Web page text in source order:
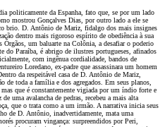
politicamente da Espanha, fato que, se por um lado
mostrou Gonçalves Dias, por outro lado a ele se
brio. D. Antônio de Mariz, fidalgo dos mais insignes
dentro mais rigoroso espírito de obediência à sua
Órgãos, um baluarte na Colônia, a desafiar o poderio
do Paraíba, é abrigo de ilustres portugueses, afinados
com ingênua cordialidade, bandos de
Loredano, ex-padre que assassinara um homem
da respeitável casa de D. Antônio de Mariz,
de toda a família e dos agregados. Em seus planos,
que é constantemente vigiada por um índio forte e
uma avalancha de pedras, recebeu a mais alta
que o trata como a um irmão. A narrativa inicia seus
de D. Antônio, inadvertidamente, mata uma
procuram vingança: surpreendidos por Peri,